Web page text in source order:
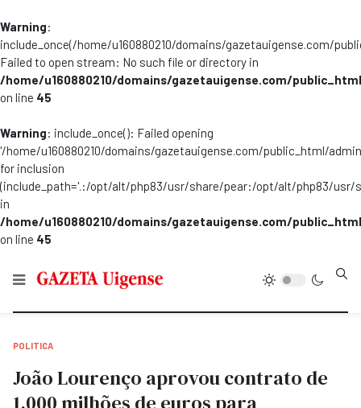
Warning:
include_once(/home/u160880210/domains/gazetauigense.com/
Failed to open stream: No such file or directory in
/home/u160880210/domains/gazetauigense.com/
on line 45
Warning: include_once(): Failed opening
'/home/u160880210/domains/gazetauigense.com/public_html/
for inclusion
(include_path='.:/opt/alt/php83/usr/share/pear:/opt/alt/php83/
in
/home/u160880210/domains/gazetauigense.com/
on line 45
POLITICA
João Lourenço aprovou contrato de